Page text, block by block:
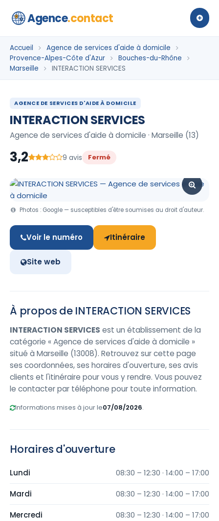
Agence.contact
Accueil
Agence de services d'aide à domicile
Provence-Alpes-Côte d'Azur
Bouches-du-Rhône
Marseille
INTERACTION SERVICES
AGENCE DE SERVICES D'AIDE À DOMICILE
INTERACTION SERVICES
Agence de services d'aide à domicile · Marseille (13)
3,2 9 avis Fermé
Photos : Google — susceptibles d'être soumises au droit d'auteur.
Voir le numéro Itinéraire
Site web
À propos de INTERACTION SERVICES
INTERACTION SERVICES est un établissement de la
catégorie « Agence de services d'aide à domicile »
situé à Marseille (13008). Retrouvez sur cette page
ses coordonnées, ses horaires d'ouverture, ses avis
clients et l'itinéraire pour vous y rendre. Vous pouvez
le contacter par téléphone pour toute information.
Informations mises à jour le07/08/2026.
Horaires d'ouverture
Lundi 08:30 – 12:30 · 14:00 – 17:00
Mardi 08:30 – 12:30 · 14:00 – 17:00
Mercredi 08:30 – 12:30 · 14:00 – 17:00